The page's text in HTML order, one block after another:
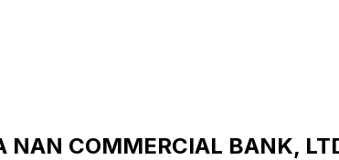
NAN COMMERCIAL BANK,